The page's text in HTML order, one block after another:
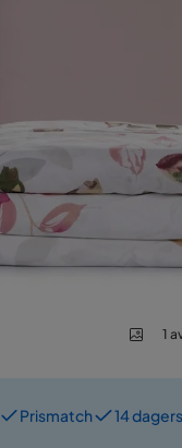
1
Prismatch 14